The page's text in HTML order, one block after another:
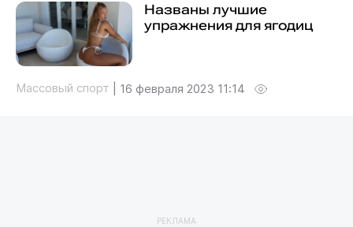
Названы лучшие
упражнения для ягодиц
Массовый спорт 16 февраля 2023 11:14
РЕКЛАМА